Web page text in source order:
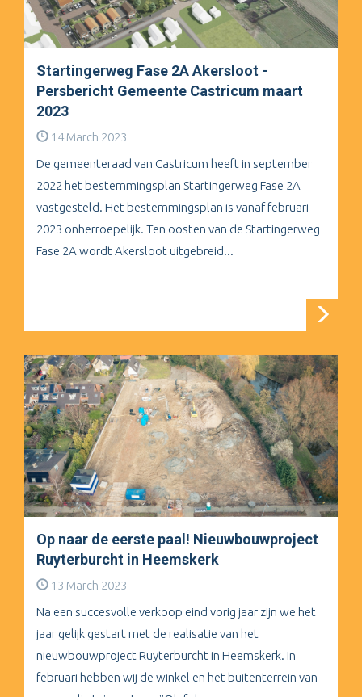
Startingerweg Fase 2A Akersloot -
Persbericht Gemeente Castricum maart
2023
14 March 2023
De gemeenteraad van Castricum heeft in september
2022 het bestemmingsplan Startingerweg Fase 2A
vastgesteld. Het bestemmingsplan is vanaf februari
2023 onherroepelijk. Ten oosten van de Startingerweg
Fase 2A wordt Akersloot uitgebreid...
Op naar de eerste paal! Nieuwbouwproject
Ruyterburcht in Heemskerk
13 March 2023
Na een succesvolle verkoop eind vorig jaar zijn we het
jaar gelijk gestart met de realisatie van het
nieuwbouwproject Ruyterburcht in Heemskerk. In
februari hebben wij de winkel en het buitenterrein van